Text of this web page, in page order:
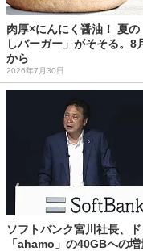
肉厚×にんにく醤油！ 夏の
しバーガー」がそそる。8
から
2026年7月30日
ソフトバンク宮川社長、
「ahamo」の40GBへの増